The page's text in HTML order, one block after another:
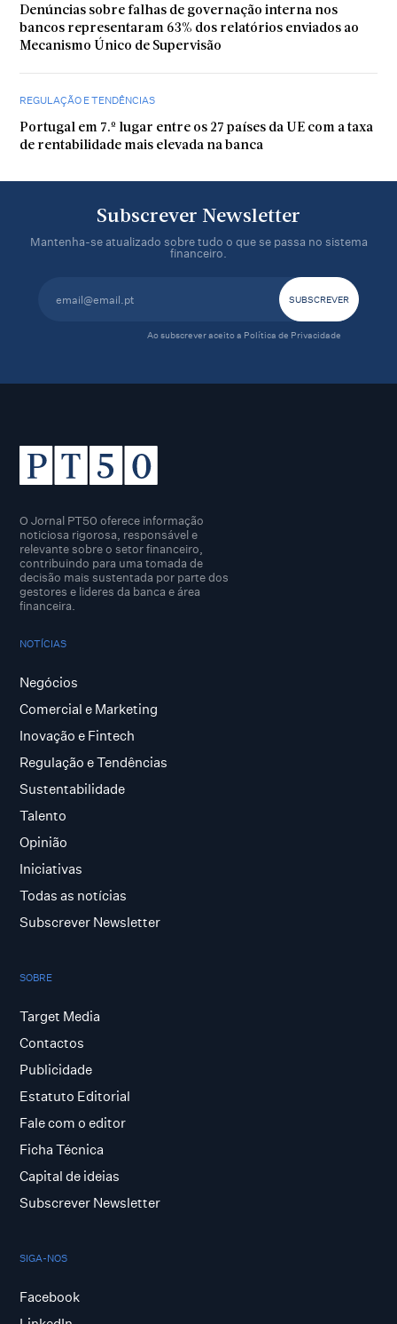
Denúncias sobre falhas de governação interna nos
bancos representaram 63% dos relatórios enviados ao
Mecanismo Único de Supervisão
REGULAÇÃO E TENDÊNCIAS
Portugal em 7.º lugar entre os 27 países da UE com a taxa
de rentabilidade mais elevada na banca
Subscrever Newsletter
Mantenha-se atualizado sobre tudo o que se passa no sistema
financeiro.
Ao subscrever aceito a Política de Privacidade
O Jornal PT50 oferece informação
noticiosa rigorosa, responsável e
relevante sobre o setor financeiro,
contribuindo para uma tomada de
decisão mais sustentada por parte dos
gestores e lideres da banca e área
financeira.
NOTÍCIAS
Negócios
Comercial e Marketing
Inovação e Fintech
Regulação e Tendências
Sustentabilidade
Talento
Opinião
Iniciativas
Todas as notícias
Subscrever Newsletter
SOBRE
Target Media
Contactos
Publicidade
Estatuto Editorial
Fale com o editor
Ficha Técnica
Capital de ideias
Subscrever Newsletter
SIGA-NOS
Facebook